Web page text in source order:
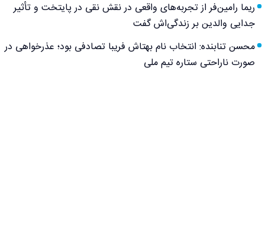
ریما رامین‌فر از تجربه‌های واقعی در نقش نقی در پایتخت و تأثیر
جدایی والدین بر زندگی‌اش گفت
محسن تنابنده: انتخاب نام بهتاش فریبا تصادفی بود؛ عذرخواهی در
صورت ناراحتی ستاره تیم ملی